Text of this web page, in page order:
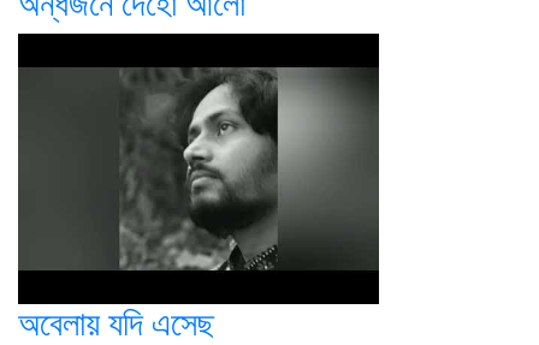
অবেলায় যদি এসেছ